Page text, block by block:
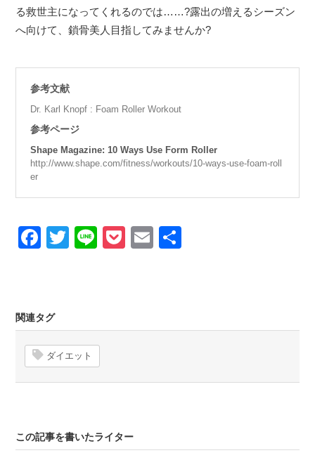
る救世主になってくれるのでは……?露出の増えるシーズン
へ向けて、鎖骨美人目指してみませんか?
参考文献
Dr. Karl Knopf : Foam Roller Workout
参考ページ
Shape Magazine: 10 Ways Use Form Roller
http://www.shape.com/fitness/workouts/10-ways-use-foam-roll
er
Facebook
Twitter
LinePocket
Email
関連タグ
ダイエット
この記事を書いたライター